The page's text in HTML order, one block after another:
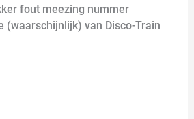
fout meezing nummer
(waarschijnlijk) van Disco-Train